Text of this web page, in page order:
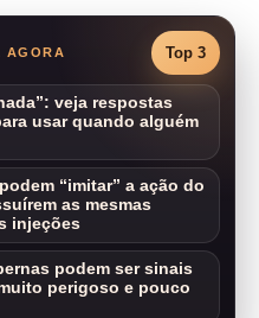
AGORA Top 3
veja respostas
usar quando alguém
“imitar” a ação do
as mesmas
injeções
podem ser sinais
perigoso e pouco